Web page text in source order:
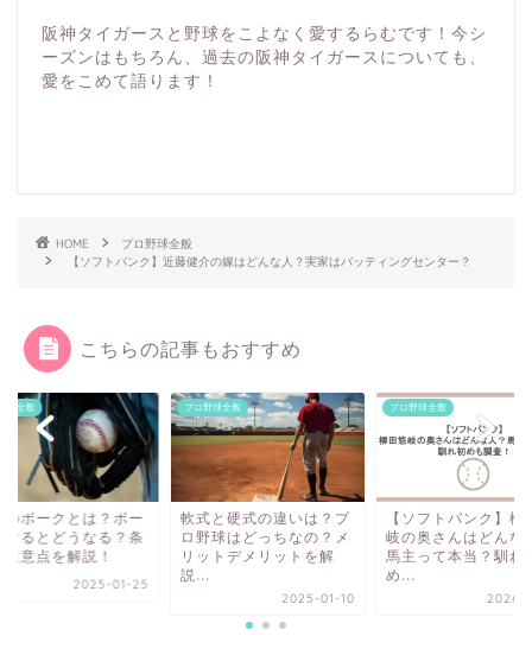
阪神タイガースと野球をこよなく愛するらむです！今シ
ーズンはもちろん、過去の阪神タイガースについても、
愛をこめて語ります！
HOME
プロ野球全般
【ソフトバンク】近藤健介の嫁はどんな人？実家はバッティングセンター？
こちらの記事もおすすめ
球全般
のボークとは？ボー
なるとどうなる？条
注意点を解説！
2025-01-25
プロ野球全般
軟式と硬式の違いは？プ
ロ野球はどっちなの？メ
リットデメリットを解
説...
2025-01-10
プロ野球全般
【ソフトバンク】柳
岐の奥さんはどんな
馬主って本当？馴れ
め...
2026-